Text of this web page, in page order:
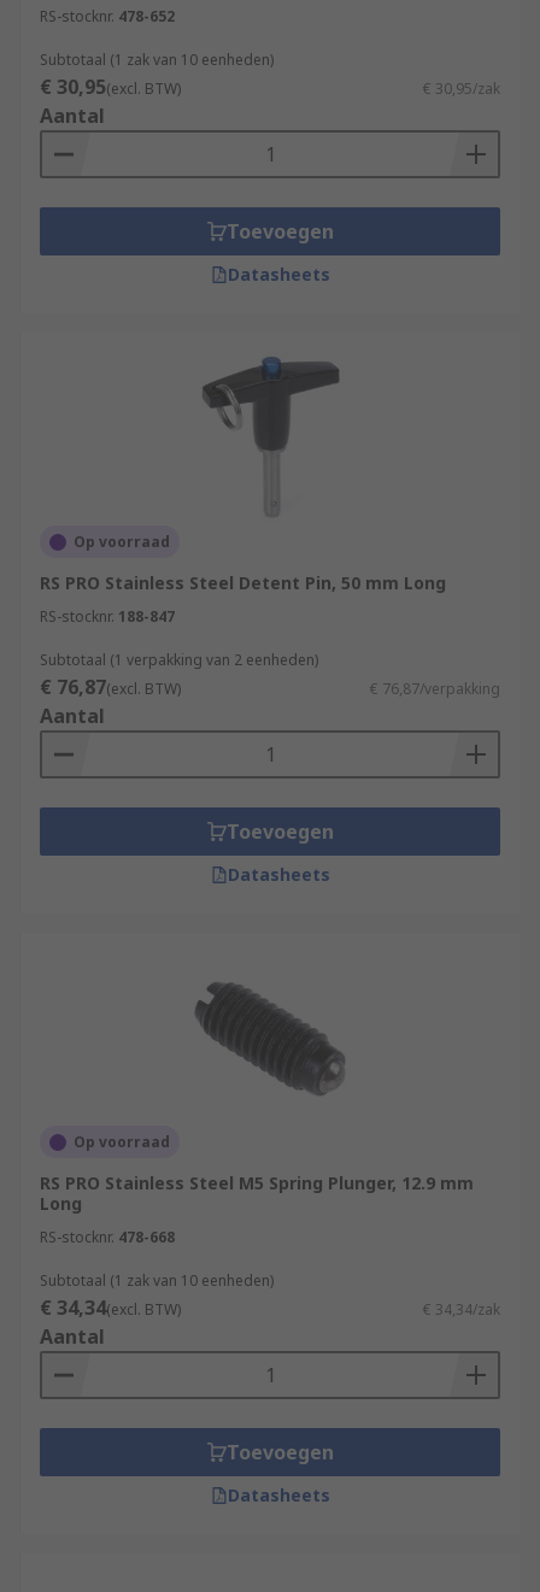
RS-stocknr. 478-652
Subtotaal (1 zak van 10 eenheden)
€ 30,95(excl. BTW) € 30,95/zak
Aantal
Toevoegen
Datasheets
Op voorraad
RS PRO Stainless Steel Detent Pin, 50 mm Long
RS-stocknr. 188-847
Subtotaal (1 verpakking van 2 eenheden)
€ 76,87(excl. BTW) € 76,87/verpakking
Aantal
Toevoegen
Datasheets
Op voorraad
RS PRO Stainless Steel M5 Spring Plunger, 12.9 mm
Long
RS-stocknr. 478-668
Subtotaal (1 zak van 10 eenheden)
€ 34,34(excl. BTW) € 34,34/zak
Aantal
Toevoegen
Datasheets